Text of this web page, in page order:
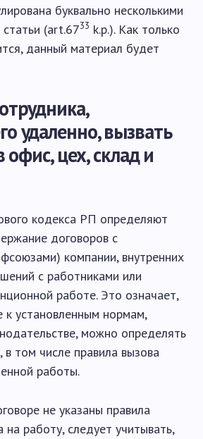
буквально несколькими
(art.6733 k.p.). Как только
данный материал будет
удаленно, вызвать
офис, цех, склад и
кодекса РП определяют
договоров с
компании, внутренних
с работниками или
работе. Это означает,
к установленным нормам,
можно определять
в том числе правила вызова
работы.
не указаны правила
на работу, следует учитывать,